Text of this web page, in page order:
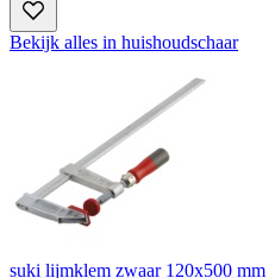
Bekijk alles in huishoudschaar
suki lijmklem zwaar 120x500 mm